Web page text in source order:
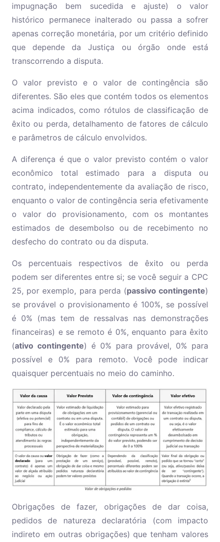
impugnação bem sucedida e ajuste) o valor
histórico permanece inalterado ou passa a sofrer
apenas correção monetária, por um critério definido
que depende da Justiça ou órgão onde está
transcorrendo a disputa.
O valor previsto e o valor de contingência são
diferentes. São eles que contém todos os elementos
acima indicados, como rótulos de classificação de
êxito ou perda, detalhamento de fatores de cálculo
e parâmetros de cálculo envolvidos.
A diferença é que o valor previsto contém o valor
econômico total estimado para a disputa ou
contrato, independentemente da avaliação de risco,
enquanto o valor de contingência seria efetivamente
o valor do provisionamento, com os montantes
estimados de desembolso ou de recebimento no
desfecho do contrato ou da disputa.
Os percentuais respectivos de êxito ou perda
podem ser diferentes entre si; se você seguir a CPC
25, por exemplo, para perda (passivo contingente)
se provável o provisionamento é 100%, se possível
é 0% (mas tem de ressalvas nas demonstrações
financeiras) e se remoto é 0%, enquanto para êxito
(ativo contingente) é 0% para provável, 0% para
possível e 0% para remoto. Você pode indicar
quaisquer percentuais no meio do caminho.
Obrigações de fazer, obrigações de dar coisa,
pedidos de natureza declaratória (com impacto
indireto em outras obrigações) que tenham valores